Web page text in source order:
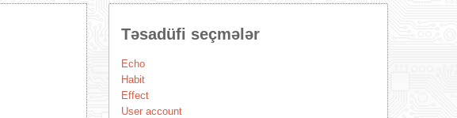
Təsadüfi seçmələr
Echo
Habit
Effect
User account